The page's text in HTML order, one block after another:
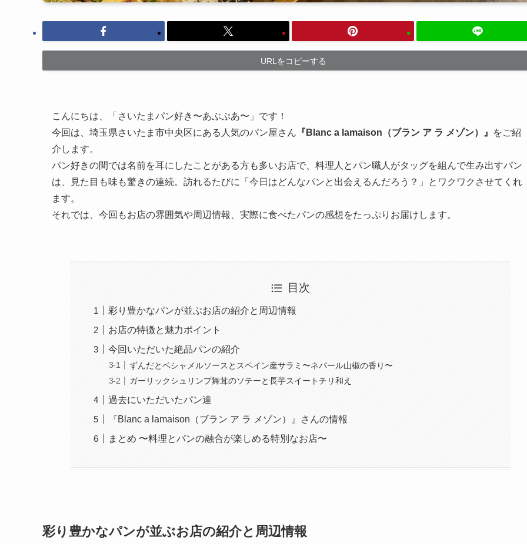
URLをコピーする
こんにちは、「さいたまパン好き〜あぶぷあ〜」です！
今回は、埼玉県さいたま市中央区にある人気のパン屋さん 『Blanc a lamaison（ブラン ア ラ メゾン）』
をご紹
介します。
パン好きの間では名前を耳にしたことがある方も多いお店で、料理人とパン職人がタッグを組んで生み出すパン
は、見た目も味も驚きの連続。訪れるたびに「今日はどんなパンと出会えるんだろう？」とワクワクさせてくれ
ます。
それでは、今回もお店の雰囲気や周辺情報、実際に食べたパンの感想をたっぷりお届けします。
目次
彩り豊かなパンが並ぶお店の紹介と周辺情報
お店の特徴と魅力ポイント
今回いただいた絶品パンの紹介
ずんだとベシャメルソースとスペイン産サラミ〜ネパール山椒の香り〜
ガーリックシュリンプ舞茸のソテーと長芋スイートチリ和え
過去にいただいたパン達
『Blanc a lamaison（ブラン ア ラ メゾン）』さんの情報
まとめ 〜料理とパンの融合が楽しめる特別なお店〜
彩り豊かなパンが並ぶお店の紹介と周辺情報